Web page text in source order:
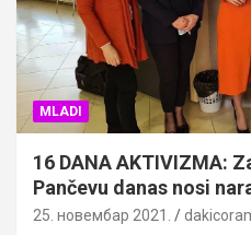
MLADI
16 DANA AKTIVIZMA:
Pančevu danas nosi
25. новембар 2021.